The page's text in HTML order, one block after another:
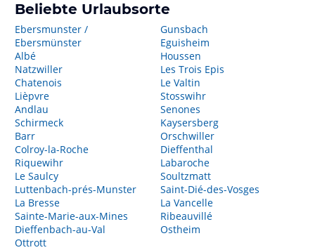
Beliebte Urlaubsorte
Ebersmunster /
Ebersmünster
Albé
Natzwiller
Chatenois
Lièpvre
Andlau
Schirmeck
Barr
Colroy-la-Roche
Riquewihr
Le Saulcy
Luttenbach-prés-Munster
La Bresse
Sainte-Marie-aux-Mines
Dieffenbach-au-Val
Ottrott
Gunsbach
Eguisheim
Houssen
Les Trois Epis
Le Valtin
Stosswihr
Senones
Kaysersberg
Orschwiller
Dieffenthal
Labaroche
Soultzmatt
Saint-Dié-des-Vosges
La Vancelle
Ribeauvillé
Ostheim